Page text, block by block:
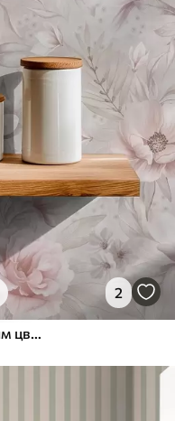
2
Светли узорак са великим нежним цвећем